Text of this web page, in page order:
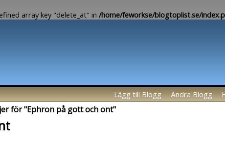
array key "delete_at" in /home/feworkse/blogtoplist.se/
Lägg till Blogg Ändra Blogg
för "Ephron på gott och ont"